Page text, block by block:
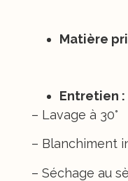
Matière
Entretien :
– Lavage à 30°
– Blanchiment
– Séchage au